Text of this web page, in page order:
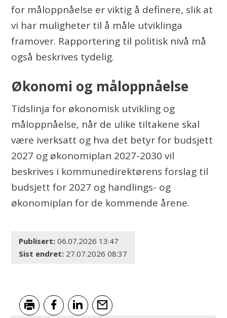
for måloppnåelse er viktig å definere, slik at
vi har muligheter til å måle utviklinga
framover. Rapportering til politisk nivå må
også beskrives tydelig.
Økonomi og måloppnåelse
Tidslinja for økonomisk utvikling og
måloppnåelse, når de ulike tiltakene skal
være iverksatt og hva det betyr for budsjett
2027 og økonomiplan 2027-2030 vil
beskrives i kommunedirektørens forslag til
budsjett for 2027 og handlings- og
økonomiplan for de kommende årene.
Publisert 06.07.2026 13:47
Sist endret 27.07.2026 08:37